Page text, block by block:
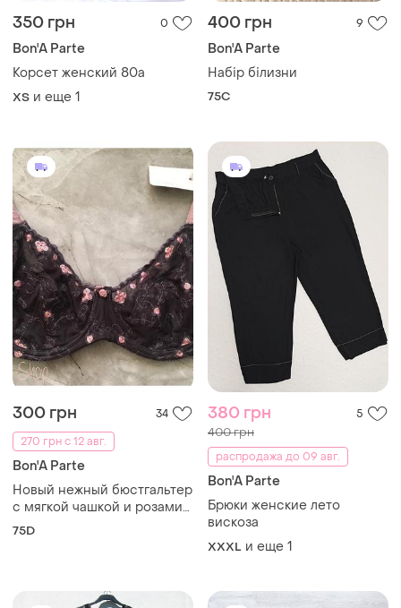
350 грн 0
Bon'A Parte
Корсет женский 80а
ХS и еще 1
400 грн 9
Bon'A Parte
Набір білизни
75C
300 грн
34
270 грн с 12 авг.
Bon'A Parte
Новый нежный бюстгальтер
с мягкой чашкой и розами
75д bon'a parte
75D
380 грн 5
400 грн
распродажа до 09 авг.
Bon'A Parte
Брюки женские лето
вискоза
XXXL и еще 1